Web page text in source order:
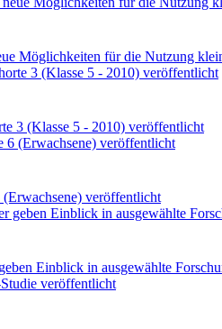
Möglichkeiten für die Nutzung
3 (Klasse 5 - 2010) veröffentlicht
veröffentlicht
Einblick in ausgewählte